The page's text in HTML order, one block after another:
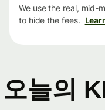
We use the real, mid-
to hide the fees.
오늘의